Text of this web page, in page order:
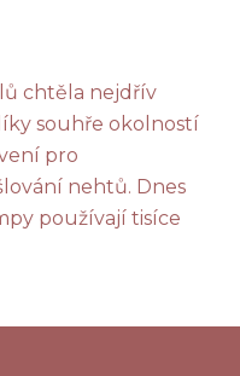
chtěla nejdřív
souhře okolností
pro
nehtů. Dnes
používají tisíce